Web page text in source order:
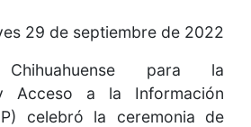
29 de septiembre de 2022
para la
Acceso a la Información
celebró la ceremonia de